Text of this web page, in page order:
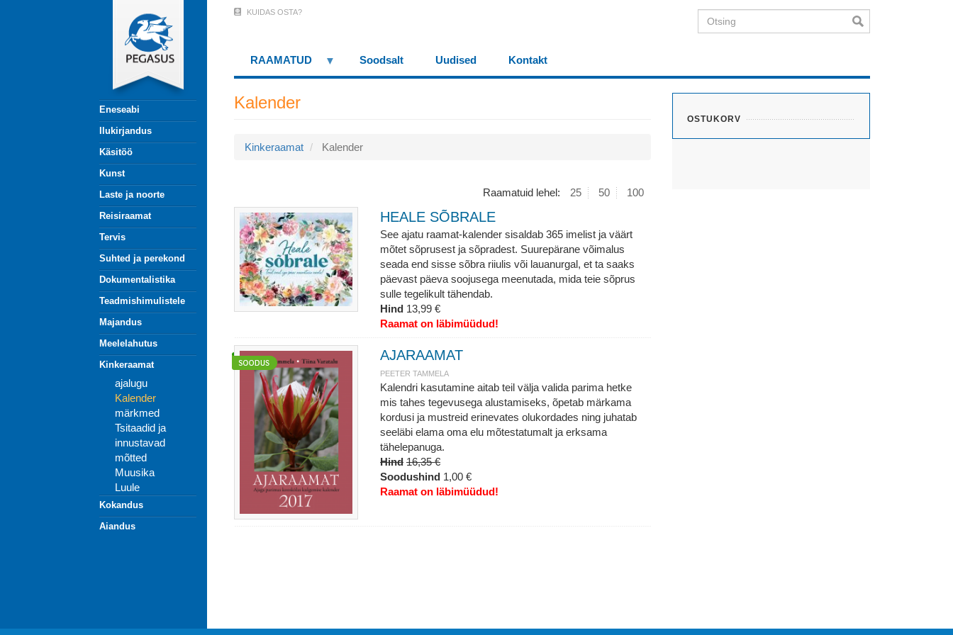
Eneseabi
Ilukirjandus
Käsitöö
Kunst
Laste ja noorte
Reisiraamat
Tervis
Suhted ja perekond
Dokumentalistika
Teadmishimulistele
Majandus
Meelelahutus
Kinkeraamat
ajalugu
Kalender
märkmed
Tsitaadid ja
innustavad
mõtted
Muusika
Luule
Kokandus
Aiandus
Menu
(logged
KUIDAS OSTA? Otsing
RAAMATUD Soodsalt Uudised Kontakt
OSTUKORV
Kalender
Kinkeraamat Kalender
Raamatuid lehel: 25 50 100
HEALE SÕBRALE
See ajatu raamat-kalender sisaldab 365 imelist ja väärt
mõtet sõprusest ja sõpradest. Suurepärane võimalus
seada end sisse sõbra riiulis või lauanurgal, et ta saaks
päevast päeva soojusega meenutada, mida teie sõprus
sulle tegelikult tähendab.
Hind 13,99 €
Raamat on läbimüüdud!
AJARAAMAT
PEETER TAMMELA
Kalendri kasutamine aitab teil välja valida parima hetke
mis tahes tegevusega alustamiseks, õpetab märkama
kordusi ja mustreid erinevates olukordades ning juhatab
seeläbi elama oma elu mõtestatumalt ja erksama
tähelepanuga.
Hind 16,35 €
Soodushind 1,00 €
Raamat on läbimüüdud!